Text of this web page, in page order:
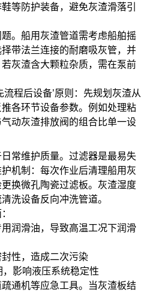
等防护装备，避免灰渣滑落引
。 船用灰渣管道需考虑船舶摇
带法兰连接的耐磨吸灰管，并
灰渣含大颗粒杂质，需在泵前
程后设备’原则：先规划灰渣从
各环节设备参数。例如处理粘
气动灰渣排放阀 的组合比单一设
常维护质量。过滤器是最易失
机制：每次作业后清理船用灰
换微孔陶瓷过滤板。灰渣湿度
洗设备反向冲洗管道。
润滑油，导致高温工况下润滑
封性，造成二次污染
，影响液压系统稳定性
通机等应急工具。当灰渣板结